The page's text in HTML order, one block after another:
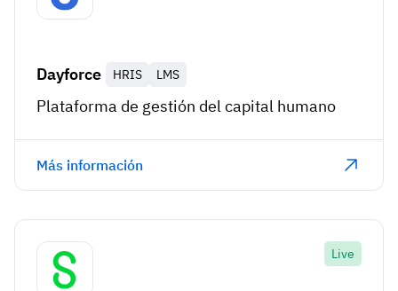
Dayforce HRIS LMS
Plataforma de gestión del capital humano
Más información
Live